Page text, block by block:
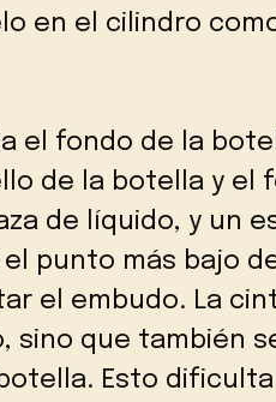
en el cilindro
el fondo de la
de la botella y el
de líquido, y un
punto más bajo
el embudo. La
sino que también
Esto